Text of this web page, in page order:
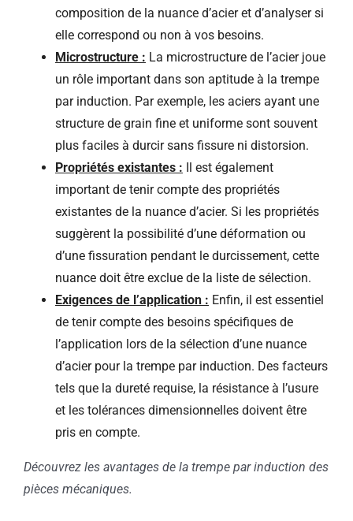
composition de la nuance d’acier et d’analyser si
elle correspond ou non à vos besoins.
Microstructure : La microstructure de l’acier joue
un rôle important dans son aptitude à la trempe
par induction. Par exemple, les aciers ayant une
structure de grain fine et uniforme sont souvent
plus faciles à durcir sans fissure ni distorsion.
Propriétés existantes : Il est également
important de tenir compte des propriétés
existantes de la nuance d’acier. Si les propriétés
suggèrent la possibilité d’une déformation ou
d’une fissuration pendant le durcissement, cette
nuance doit être exclue de la liste de sélection.
Exigences de l’application : Enfin, il est essentiel
de tenir compte des besoins spécifiques de
l’application lors de la sélection d’une nuance
d’acier pour la trempe par induction. Des facteurs
tels que la dureté requise, la résistance à l’usure
et les tolérances dimensionnelles doivent être
pris en compte.
Découvrez les avantages de la trempe par induction des
pièces mécaniques.